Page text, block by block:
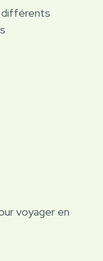
différents
voyager en